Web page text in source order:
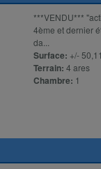
***VENDU***
4ème et dernier
da...
Surface: +/-
Terrain: 4 ares
Chambre: 1